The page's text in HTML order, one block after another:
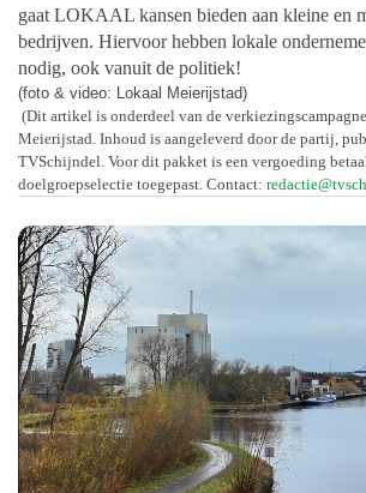
gaat LOKAAL kansen bieden aan kleine en
bedrijven. Hiervoor hebben lokale
nodig, ook vanuit de politiek!
(foto & video: Lokaal Meierijstad)
(Dit artikel is onderdeel van de
Meierijstad. Inhoud is aangeleverd door de partij,
TVSchijndel. Voor dit pakket is een vergoeding
doelgroepselectie toegepast. Contact: